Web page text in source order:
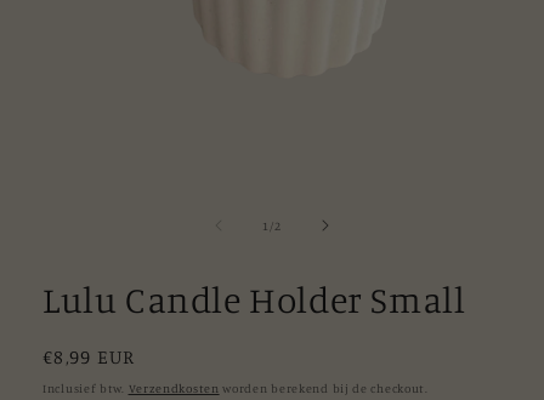
1 /van
2
Lulu Candle Holder Small
Normale
prijs
€8,99 EUR
Inclusief btw. Verzendkosten worden berekend bij de checkout.